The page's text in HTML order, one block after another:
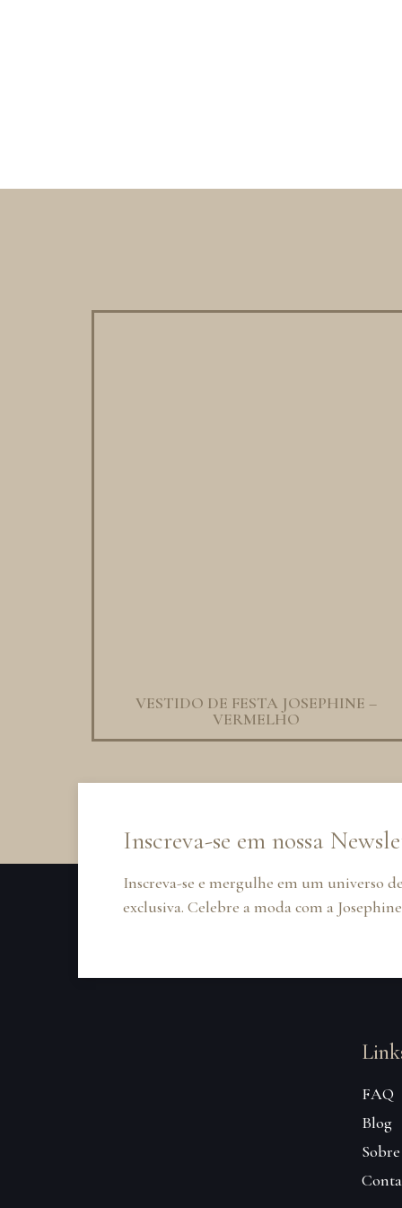
VESTIDO DE FESTA JOSEPHINE –
VERMELHO
Inscreva-se em nossa
Inscreva-se e mergulhe em um universo
exclusiva. Celebre a moda com a
FAQ
Blog
Sobre